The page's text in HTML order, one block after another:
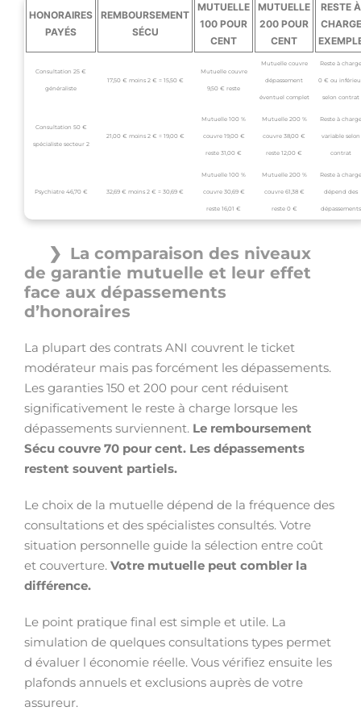
HONORAIRES
PAYÉS
REMBOURSEMENT
SÉCU
MUTUELLE
100 POUR
CENT
MUTUELLE
200 POUR
CENT
RESTE À
CHARGE
Consultation 25 €
généraliste
17,50 € moins 2 € = 15,50 €
Mutuelle couvre
9,50 € reste
Mutuelle couvre
dépassement
éventuel complet
Reste à charge
0 € ou
selon contrat
Consultation 50 €
spécialiste secteur 2
21,00 € moins 2 € = 19,00 €
Mutuelle 100 %
couvre 19,00 €
reste 31,00 €
Mutuelle 200 %
couvre 38,00 €
reste 12,00 €
Reste à charge
variable selon
contrat
Psychiatre 46,70 € 32,69 € moins 2 € = 30,69 €
Mutuelle 100 %
couvre 30,69 €
reste 16,01 €
Mutuelle 200 %
couvre 61,38 €
reste 0 €
Reste à charge
dépend des
dépassements
La comparaison des niveaux
de garantie mutuelle et leur effet
face aux dépassements
d’honoraires
La plupart des contrats ANI couvrent le ticket
modérateur mais pas forcément les dépassements.
Les garanties 150 et 200 pour cent réduisent
significativement le reste à charge lorsque les
dépassements surviennent. Le remboursement
Sécu couvre 70 pour cent. Les dépassements
restent souvent partiels.
Le choix de la mutuelle dépend de la fréquence des
consultations et des spécialistes consultés. Votre
situation personnelle guide la sélection entre coût
et couverture. Votre mutuelle peut combler la
différence.
Le point pratique final est simple et utile. La
simulation de quelques consultations types permet
d évaluer l économie réelle. Vous vérifiez ensuite les
plafonds annuels et exclusions auprès de votre
assureur.